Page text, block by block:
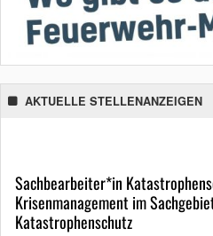
AKTUELLE STELLENANZEIGEN
Sachbearbeiter*in
Krisenmanagement im
Katastrophenschutz